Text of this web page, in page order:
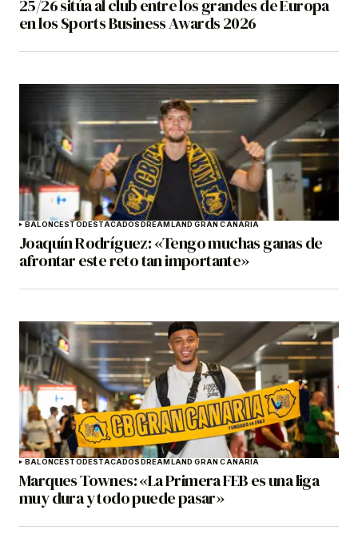
25/26 sitúa al club entre los grandes de Europa
en los Sports Business Awards 2026
BALONCESTODESTACADOSDREAMLAND GRAN CANARIA
Joaquín Rodríguez: «Tengo muchas ganas de
afrontar este reto tan importante»
BALONCESTODESTACADOSDREAMLAND GRAN CANARIA
Marques Townes: «La Primera FEB es una liga
muy dura y todo puede pasar»